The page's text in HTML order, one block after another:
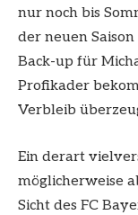
nur noch bis
der neuen
Back-up für
Profikader
Verbleib
Ein derart
möglicherweise
Sicht des FC